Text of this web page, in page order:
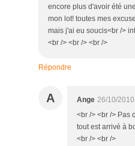
encore plus d'avoir été
mon lot! toutes mes
mais j'ai eu soucis<br />
<br /> <br /> <br />
Répondre
A Ange 26/10/
<br /> <br /> Pas
tout est arrivé à
<br /> <br />